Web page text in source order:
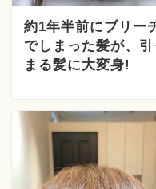
約1年半前にブリー
でしまった髪が、
まる髪に大変身!